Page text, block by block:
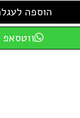
ווטסאפ